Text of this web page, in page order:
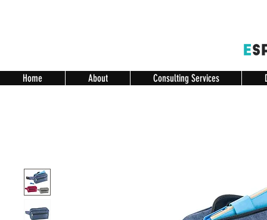
Home About Consulting Services